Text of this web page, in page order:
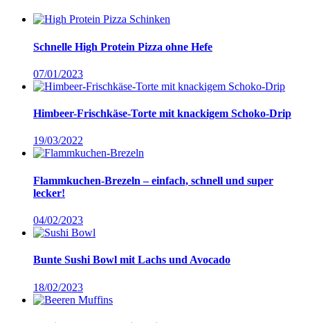
Schnelle High Protein Pizza ohne Hefe
07/01/2023
Himbeer-Frischkäse-Torte mit knackigem Schoko-Drip
19/03/2022
Flammkuchen-Brezeln – einfach, schnell und super
lecker!
04/02/2023
Bunte Sushi Bowl mit Lachs und Avocado
18/02/2023